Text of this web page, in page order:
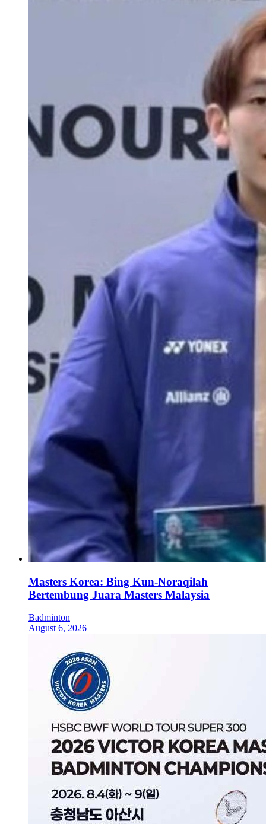
Masters Korea: Bing Kun-Noraqilah
Bertembung Juara Masters Malaysia
Badminton
August 6, 2026